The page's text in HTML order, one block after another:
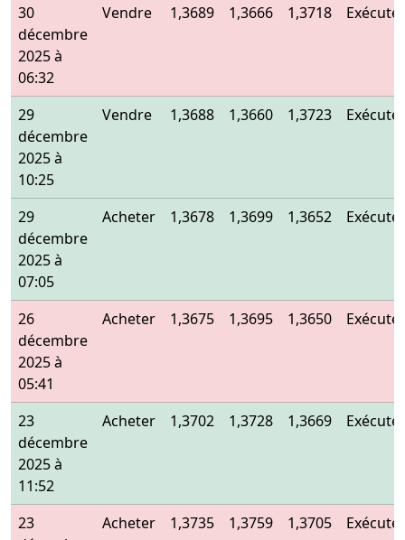
30
décembre
2025 à
06:32
Vendre 1,3689 1,3666 1,3718 Exécuté
29
décembre
2025 à
10:25
Vendre 1,3688 1,3660 1,3723 Exécuté
29
décembre
2025 à
07:05
Acheter 1,3678 1,3699 1,3652 Exécuté
26
décembre
2025 à
05:41
Acheter 1,3675 1,3695 1,3650 Exécuté
23
décembre
2025 à
11:52
Acheter 1,3702 1,3728 1,3669 Exécuté
23
Acheter 1,3735 1,3759 1,3705 Exécuté